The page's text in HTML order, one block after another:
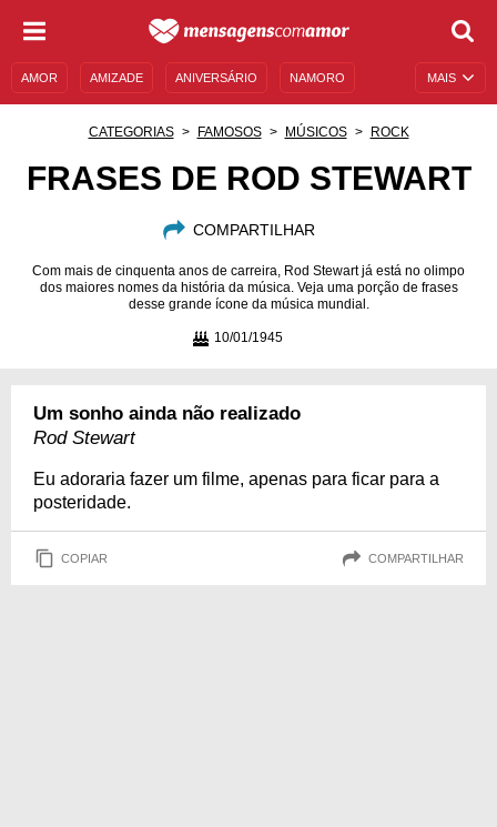
MAIS
AMOR AMIZADE ANIVERSÁRIO NAMORO
CATEGORIAS FAMOSOS MÚSICOS ROCK
FRASES DE ROD STEWART
COMPARTILHAR
Com mais de cinquenta anos de carreira, Rod Stewart já está no olimpo
dos maiores nomes da história da música. Veja uma porção de frases
desse grande ícone da música mundial.
10/01/1945
Um sonho ainda não realizado
Rod Stewart
Eu adoraria fazer um filme, apenas para ficar para a
posteridade.
COPIAR COMPARTILHAR